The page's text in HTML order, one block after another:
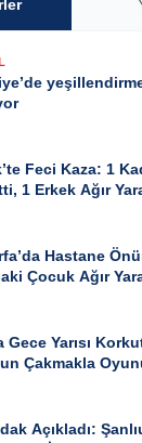
Feci Kaza: 1
1 Erkek Ağır
Hastane
Çocuk Ağır
Gece Yarısı
Çakmakla
Açıkladı: